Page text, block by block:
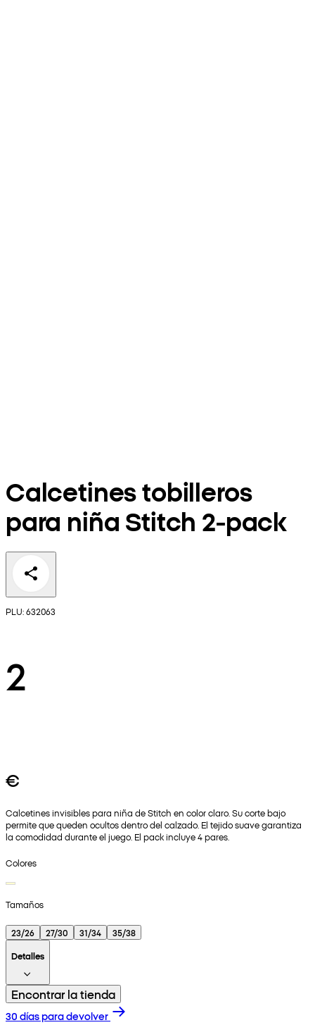
Calcetines tobilleros
para niña Stitch 2-pack
PLU: 632063
2
€
Calcetines invisibles para niña de Stitch en color claro. Su corte bajo
permite que queden ocultos dentro del calzado. El tejido suave garantiza
la comodidad durante el juego. El pack incluye 4 pares.
Colores
Tamaños
23/26 27/30 31/34
35/38
Detalles
Encontrar la tienda
30 días para devolver